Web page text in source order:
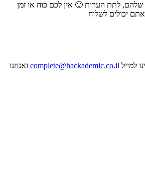
לתת הערות 🙂 אין לכם כוח או זמן
יכולים לשלוח
למייל complete@hackademic.co.il ואנחנו